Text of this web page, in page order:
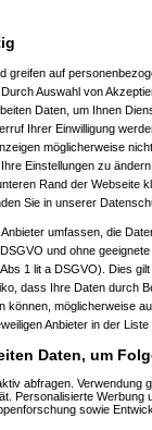
am 26.05.2008,
am 26.05.2008,
26.05.2008, 21:55:49)
am
am 26.05.2008,
Hardware_Crash
23:49:18)
greifen auf
Auswahl von
Daten, um Ihnen
Ihrer Einwilligung
möglicherweise
Einstellungen zu
Rand der Webseite
Sie in unserer
umfassen, die
und ohne
1 lit a DSGVO). Dies
dass Ihre Daten durch
möglicherweise
Anbieter in der
Daten, um
abfragen. Verwendung
Personalisierte Werbung
sowie